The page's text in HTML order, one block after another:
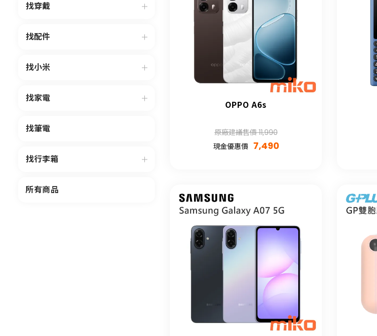
找穿戴
找配件
找小米
找家電
找筆電
找行李箱
所有商品
OPPO A6s
原廠建議售價 11,990
現金優惠價 7,490